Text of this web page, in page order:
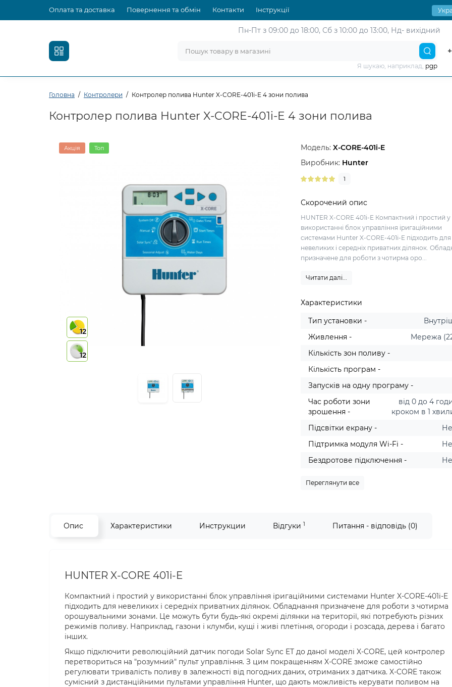
Оплата та доставка Повернення та обмін Контакти Інструкції
Пн-Пт з 09:00 до 18:00, Сб з 10:00 до 13:00, Нд- вихідний
Я шукаю, наприклад, pgp
Головна Контролери Контролер полива Hunter X-CORE-401i-E 4 зони полива
Контролер полива Hunter X-CORE-401i-E 4 зони полива
12
12
Акція Топ Модель:X-СORE-401i-E
Виробник: Hunter
1
Скорочений опис
HUNTER X-CORE 401i-E Компактний і простий у
використанні блок управління іригаційними
системами Hunter X-CORE-401i-E підходить для
невеликих і середніх приватних ділянок.
призначене для роботи з чотирма оро...
Читати далі...
Характеристики
Тип установки -
Живлення -
Мережа
Кількість зон поливу -
Кількість програм -
Запусків на одну програму -
Час роботи зони
зрошення -
від 0 до 4
кроком в 1
Підсвітки екрану -
Підтримка модуля Wi-Fi -
Бездротове підключення -
Переглянути все
Опис Характеристики Инструкции Відгуки 1 Питання - відповідь (0)
HUNTER X-CORE 401i-E
Компактний і простий у використанні блок управління іригаційними системами Hunter X-CORE-401i-E
підходить для невеликих і середніх приватних ділянок. Обладнання призначене для роботи з чотирма
орошувальними зонами. Це можуть бути будь-які окремі ділянки на території, які потребують різних
режимів поливу. Наприклад, газони і клумби, кущі і живі плетіння, огороди і розсада, дерева і багато
інших.
Якщо підключити революційний датчик погоди Solar Sync ET до даної моделі X-CORE, цей контролер
перетвориться на "розумний" пульт управління. З цим покращенням X-CORE зможе самостійно
регулювати тривалість поливу в залежності від погодних даних, отриманих з датчика. X-CORE також
сумісний з дистанційними пультами управління Hunter, що дають можливість керувати поливом на